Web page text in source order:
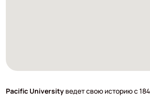
Pacific Universityведет свою историю с